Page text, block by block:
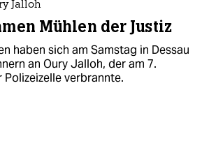
Jalloh
Mühlen der Justiz
haben sich am Samstag in Dessau
an Oury Jalloh, der am 7.
verbrannte.